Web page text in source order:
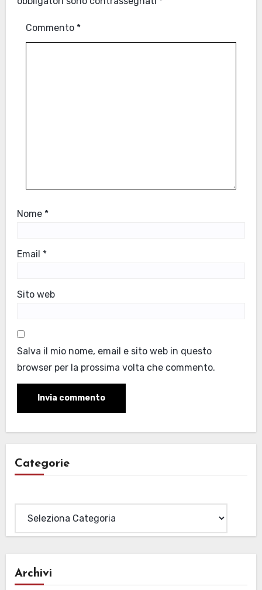
Commento *
Nome *
Email *
Sito web
Salva il mio nome, email e sito web in questo
browser per la prossima volta che commento.
Categorie
Archivi